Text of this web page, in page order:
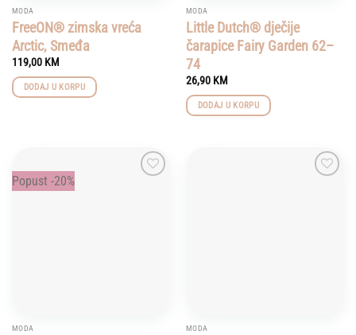
MODA
FreeON® zimska vreća
Arctic, Smeđa
119,00 KM
DODAJ U KORPU
MODA
Little Dutch® dječije
čarapice Fairy Garden 62–
74
26,90 KM
DODAJ U KORPU
Popust -20%
MODA MODA